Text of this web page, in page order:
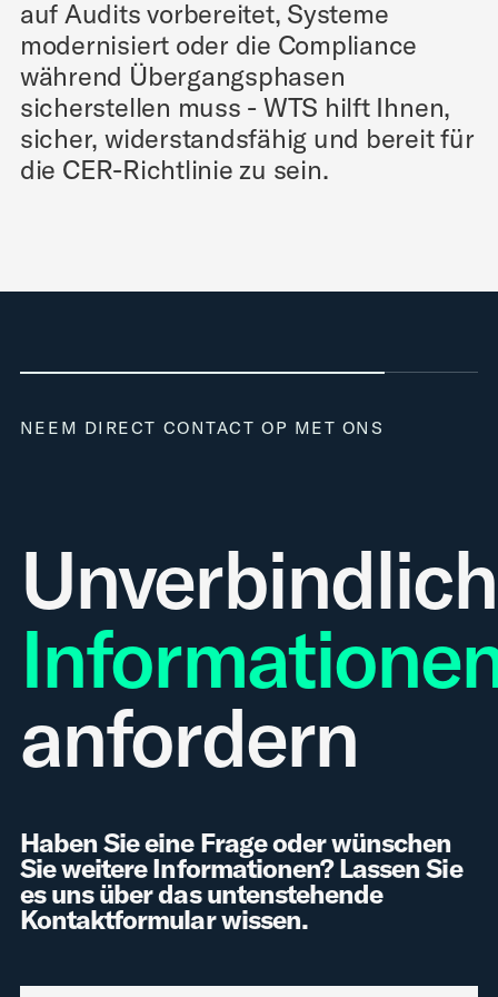
auf Audits vorbereitet, Systeme
modernisiert oder die Compliance
während Übergangsphasen
sicherstellen muss - WTS hilft Ihnen,
sicher, widerstandsfähig und bereit für
die CER-Richtlinie zu sein.
NEEM DIRECT CONTACT OP MET ONS
anfordern
Haben Sie eine Frage oder wünschen
Sie weitere Informationen? Lassen Sie
es uns über das untenstehende
Kontaktformular wissen.